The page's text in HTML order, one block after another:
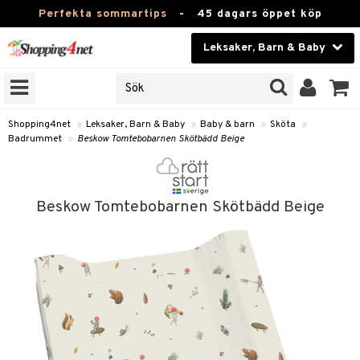
Perfekta sommartips - 45 dagars öppet köp
Leksaker, Barn & Baby
Skönhet
Kontaktlinser
Fitness
Leksaker, Barn & Baby
Varumärken
Kampanjer
Shopping4net » Leksaker, Barn & Baby » Baby & barn » Sköta
»
Badrummet » Beskow Tomtebobarnen Skötbädd Beige
Beskow Tomtebobarnen Skötbädd Beige
& Mössor
Skallra
& Matförvaring
& Handdukar